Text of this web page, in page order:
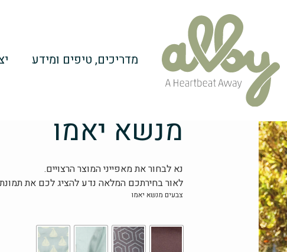
מדריכים, טיפים ומידע
מנשא יאמו
נא לבחור את מאפייני המוצר הרצויים.
לאור בחירתכם המלאה נדע להציג לכם את
צבעים מנשא יאמו
כמות
מנשא
יאמו